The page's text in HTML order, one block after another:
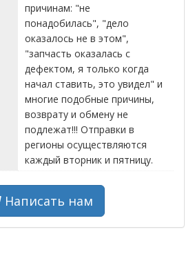
причинам: "не
понадобилась", "дело
оказалось не в этом",
"запчасть оказалась с
дефектом, я только когда
начал ставить, это увидел" и
многие подобные причины,
возврату и обмену не
подлежат!!! Отправки в
регионы осуществляются
каждый вторник и пятницу.
Написать нам